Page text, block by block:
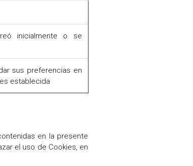
inicialmente o se
sus preferencias en
establecida
en la presente
el uso de Cookies, en